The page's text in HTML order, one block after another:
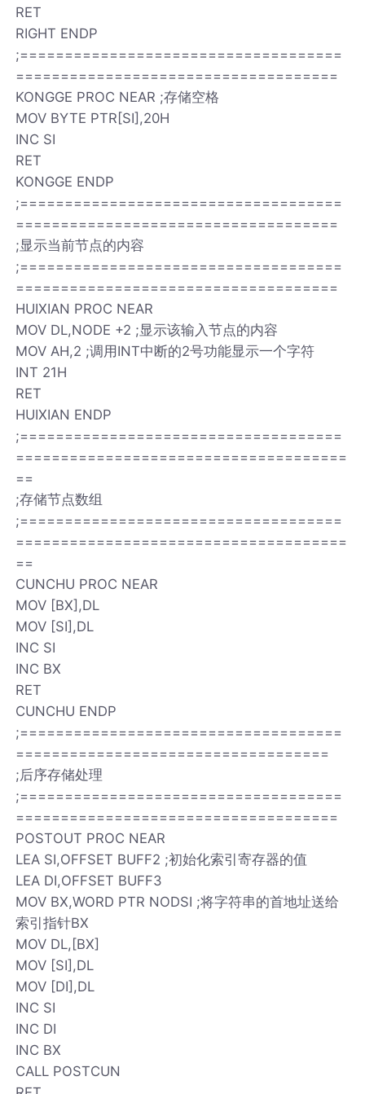
RET
RIGHT ENDP
;====================================
====================================
KONGGE PROC NEAR ;存储空格
MOV BYTE PTR[SI],20H
INC SI
RET
KONGGE ENDP
;====================================
====================================
;显示当前节点的内容
;====================================
====================================
HUIXIAN PROC NEAR
MOV DL,NODE +2 ;显示该输入节点的内容
MOV AH,2 ;调用INT中断的2号功能显示一个字符
INT 21H
RET
HUIXIAN ENDP
;====================================
=====================================
==
;存储节点数组
;====================================
=====================================
==
CUNCHU PROC NEAR
MOV [BX],DL
MOV [SI],DL
INC SI
INC BX
RET
CUNCHU ENDP
;====================================
===================================
;后序存储处理
;====================================
====================================
POSTOUT PROC NEAR
LEA SI,OFFSET BUFF2 ;初始化索引寄存器的值
LEA DI,OFFSET BUFF3
MOV BX,WORD PTR NODSI ;将字符串的首地址送给
索引指针BX
MOV DL,[BX]
MOV [SI],DL
MOV [DI],DL
INC SI
INC DI
INC BX
CALL POSTCUN